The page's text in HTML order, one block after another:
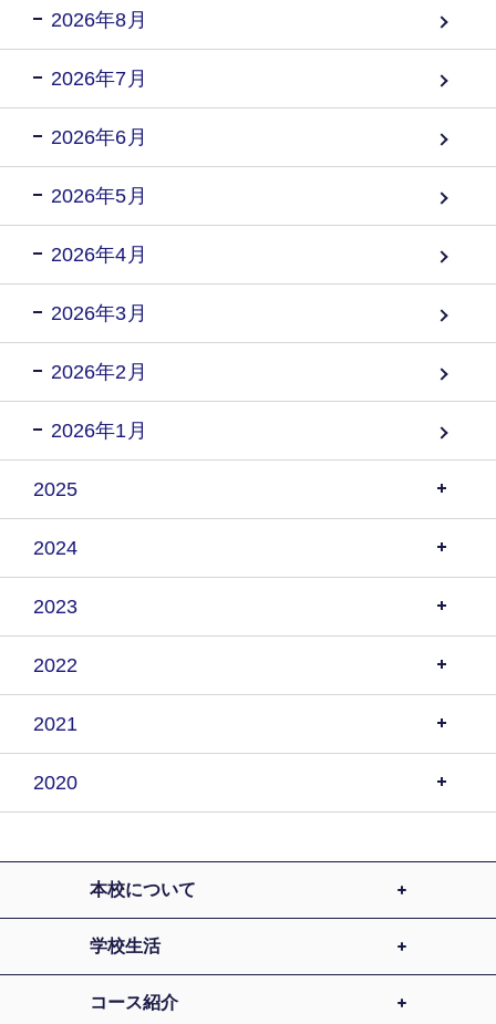
2026年8月
2026年7月
2026年6月
2026年5月
2026年4月
2026年3月
2026年2月
2026年1月
2025
2024
2023
2022
2021
2020
本校について
学校生活
コース紹介